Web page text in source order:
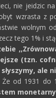
nie jeidzic
wzrasta z
wolnym
tego 1% i
(tzn.
ale
Że od 1931 do